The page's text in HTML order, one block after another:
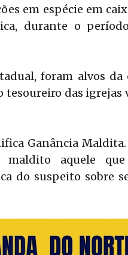
em espécie em
durante o
foram alvos da
tesoureiro das
Ganância
maldito aquele
do suspeito sobre